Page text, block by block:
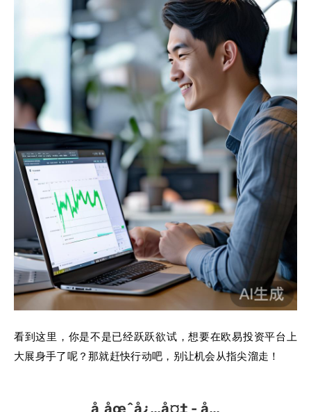
看到这里，你是不是已经跃跃欲试，想要在欧易投资平台上
大展身手了呢？那就赶快行动吧，别让机会从指尖溜走！